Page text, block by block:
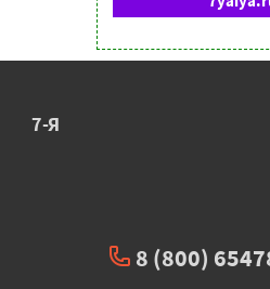
7-Я
8 (800)